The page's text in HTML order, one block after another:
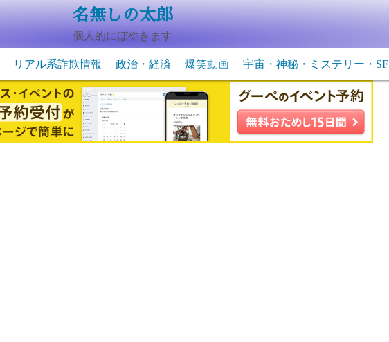
名無しの太郎
個人的にぼやきます
リアル系詐欺情報 政治・経済 爆笑動画
動物系の爆笑動画
宇宙・神秘・ミステリー・SF
未確認生物・飛行物体
宇宙・ＳＦ